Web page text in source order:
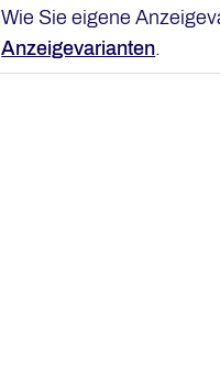
Wie Sie eigene
Anzeigevarianten.